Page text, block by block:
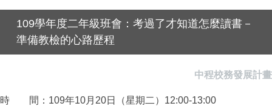
109學年度二年級班會：考過了才知道怎麼讀書－
準備教檢的心路歷程
中程校務發展計畫
時 間：109年10月20日（星期二）12:00-13:00